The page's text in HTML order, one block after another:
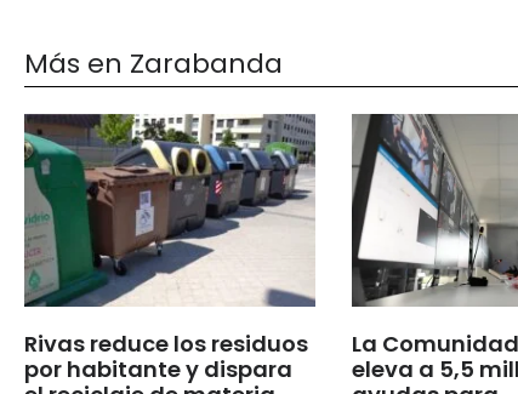
Más en Zarabanda
Rivas reduce los residuos
por habitante y dispara
La
eleva a 5,5